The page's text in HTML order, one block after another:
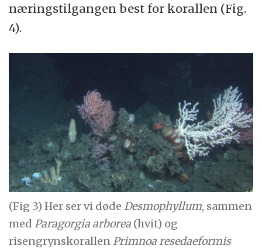
næringstilgangen best for korallen (Fig.
4).
(Fig 3) Her ser vi dødeDesmophyllum, sammen
medParagorgia arborea (hvit) og
risengrynskorallenPrimnoa resedaeformis